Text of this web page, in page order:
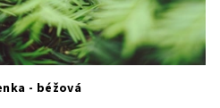
- béžová